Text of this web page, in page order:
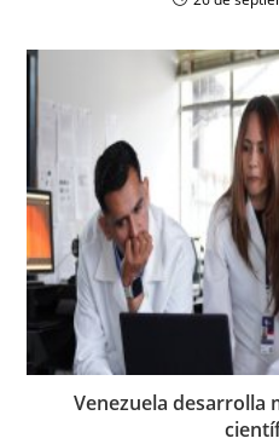
Venezuela desarrolla